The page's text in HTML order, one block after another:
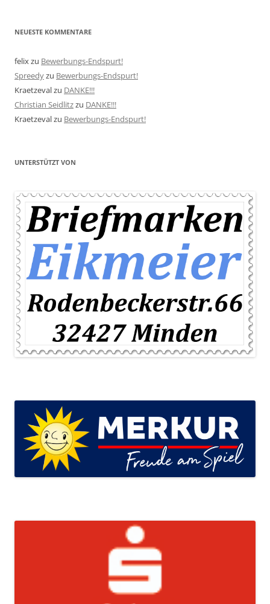
NEUESTE KOMMENTARE
felixzu Bewerbungs-Endspurt!
Spreedyzu Bewerbungs-Endspurt!
Kraetzevalzu DANKE!!!
Christian Seidlitzzu DANKE!!!
Kraetzevalzu Bewerbungs-Endspurt!
UNTERSTÜTZT VON